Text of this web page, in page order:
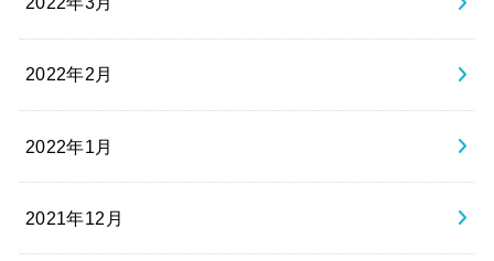
2022年2月
2022年1月
2021年12月